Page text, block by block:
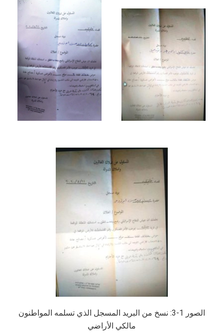
الصور 1-3: نسخ من البريد المسجل الذي تسلمه المواطنون
مالكي الأراضي